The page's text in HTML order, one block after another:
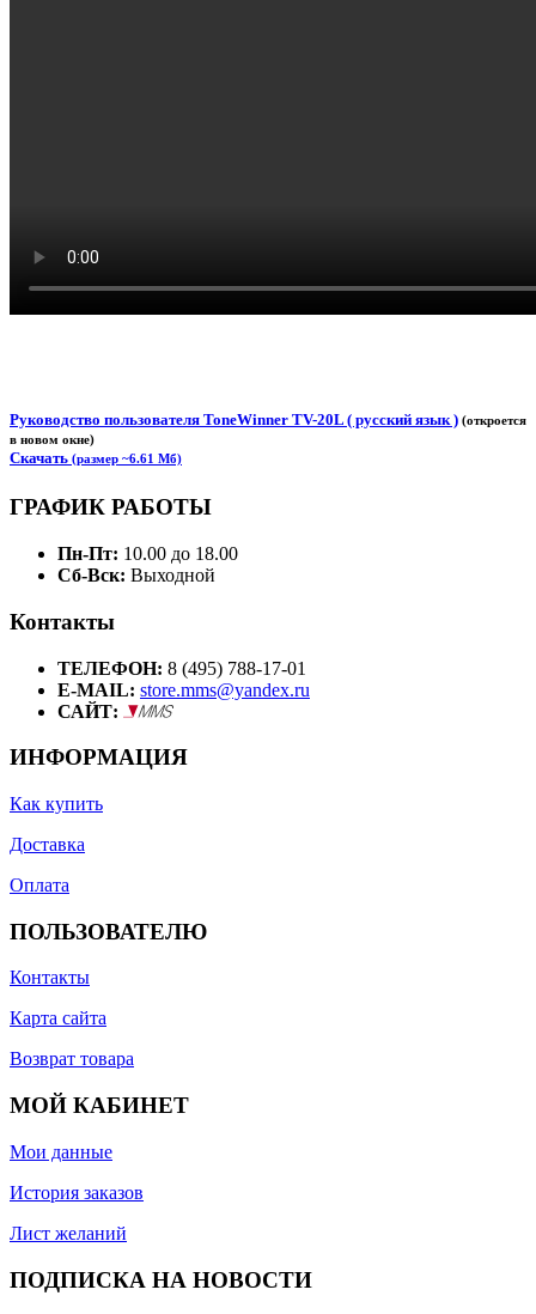
Руководство пользователя ToneWinner TV-20L ( русский язык ) (откроется
в новом окне)
Скачать (размер ~6.61 Мб)
ГРАФИК РАБОТЫ
Пн-Пт: 10.00 до 18.00
Сб-Вск: Выходной
Контакты
ТЕЛЕФОН: 8 (495) 788-17-01
E-MAIL: store.mms@yandex.ru
САЙТ:
ИНФОРМАЦИЯ
Как купить
Доставка
Оплата
ПОЛЬЗОВАТЕЛЮ
Контакты
Карта сайта
Возврат товара
МОЙ КАБИНЕТ
Мои данные
История заказов
Лист желаний
ПОДПИСКА НА НОВОСТИ